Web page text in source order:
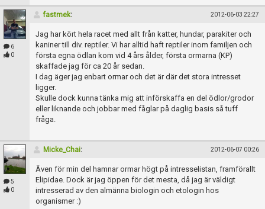
6
0
fastmek: 2012-06-03 22:27
Jag har kört hela racet med allt från katter, hundar, parakiter och
kaniner till div. reptiler. Vi har alltid haft reptiler inom familjen och
första egna ödlan kom vid 4 års ålder, första ormarna (KP)
skaffade jag för ca 20 år sedan.
I dag äger jag enbart ormar och det är där det stora intresset
ligger.
Skulle dock kunna tänka mig att införskaffa en del ödlor/grodor
eller liknande och jobbar med fåglar på daglig basis så tuff
fråga.
5
0
Micke_Chai: 2012-06-07 00:26
Även för min del hamnar ormar högt på intresselistan, framförallt
Elipidae. Dock är jag öppen för det mesta, då jag är väldigt
intresserad av den almänna biologin och etologin hos
organismer :)